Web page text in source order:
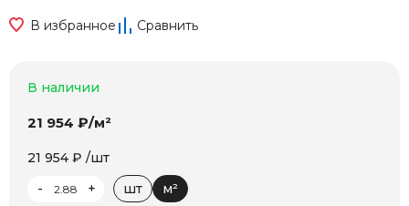
В избранное Сравнить
В наличии
21 954 ₽/м²
21 954 ₽ /шт
-
+ шт м²